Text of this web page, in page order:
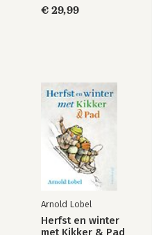
€ 29,99
Arnold Lobel
Herfst en winter
met Kikker & Pad